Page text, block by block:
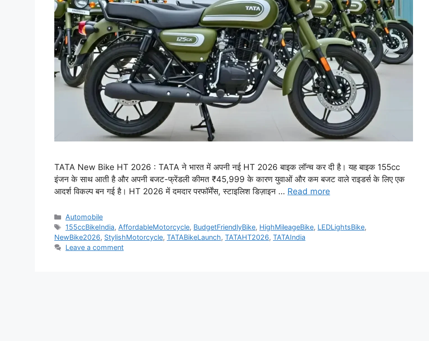
TATA New Bike HT 2026 : TATA ने भारत में अपनी नई HT 2026 बाइक लॉन्च कर दी है। यह बाइक 155cc
इंजन के साथ आती है और अपनी बजट-फ्रेंडली कीमत ₹45,999 के कारण युवाओं और कम बजट वाले राइडर्स के लिए एक
आदर्श विकल्प बन गई है। HT 2026 में दमदार परफॉर्मेंस, स्टाइलिश डिज़ाइन … Read more
Categories
Automobile
Tags
155ccBikeIndia, AffordableMotorcycle, BudgetFriendlyBike, HighMileageBike, LEDLightsBike,
NewBike2026, StylishMotorcycle, TATABikeLaunch, TATAHT2026, TATAIndia
Leave a comment